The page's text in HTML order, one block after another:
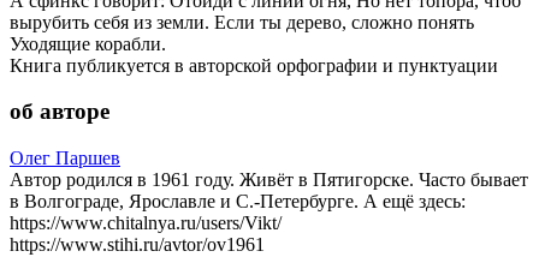
вырубить себя из земли. Если ты дерево, сложно понять
Уходящие корабли.
Книга публикуется в авторской орфографии и пунктуации
об авторе
Олег Паршев
Автор родился в 1961 году. Живёт в Пятигорске. Часто бывает
в Волгограде, Ярославле и С.-Петербурге. А ещё здесь:
https://www.chitalnya.ru/users/Vikt/
https://www.stihi.ru/avtor/ov1961